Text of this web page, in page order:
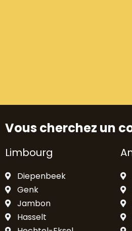
Vous cherchez un
Limbourg
Diepenbeek
Genk
Jambon
Hasselt